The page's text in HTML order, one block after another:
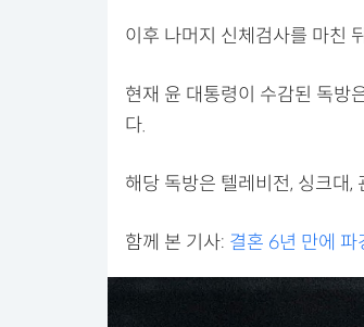
이후 나머지 신체검사를 마친
현재 윤 대통령이 수감된 독방
다.
해당 독방은 텔레비전, 싱크대,
함께 본 기사: 결혼 6년 만에 파